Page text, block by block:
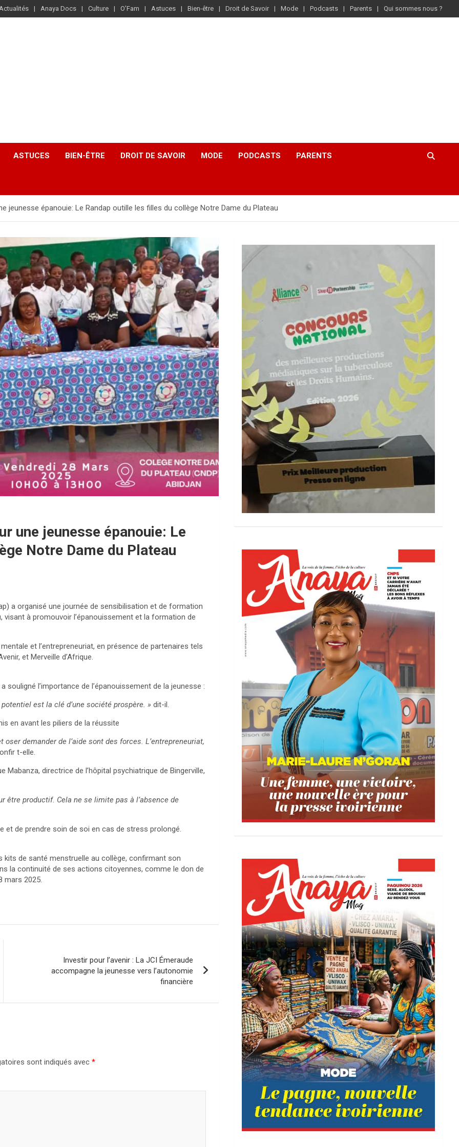
Anaya Docs Culture O’Fam Astuces Bien-être Droit de Savoir Mode Podcasts Parents Qui sommes nous ?
ASTUCES BIEN-ÊTRE DROIT DE SAVOIR MODE PODCASTS PARENTS
jeunesse épanouie: Le Randap outille les filles du collège Notre Dame du Plateau
une jeunesse épanouie: Le
Notre Dame du Plateau
a organisé une journée de sensibilisation et de formation
visant à promouvoir l’épanouissement et la formation de
et l’entrepreneuriat, en présence de partenaires tels
et Merveille d’Afrique.
souligné l’importance de l’épanouissement de la jeunesse :
est la clé d’une société prospère. » dit-il.
en avant les piliers de la réussite
demander de l’aide sont des forces. L’entrepreneuriat,
t-elle.
Mabanza, directrice de l’hôpital psychiatrique de Bingerville,
être productif. Cela ne se limite pas à l’absence de
et de prendre soin de soi en cas de stress prolongé.
de santé menstruelle au collège, confirmant son
la continuité de ses actions citoyennes, comme le don de
mars 2025.
Investir pour l’avenir : La JCI Émeraude
accompagne la jeunesse vers l’autonomie
financière
sont indiqués avec *